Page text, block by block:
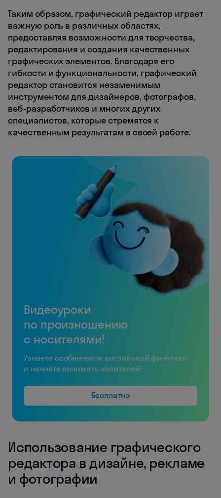
Таким образом, графический редактор играет
важную роль в различных областях,
предоставляя возможности для творчества,
редактирования и создания качественных
графических элементов. Благодаря его
гибкости и функциональности, графический
редактор становится незаменимым
инструментом для дизайнеров, фотографов,
веб-разработчиков и многих других
специалистов, которые стремятся к
качественным результатам в своей работе.
Видеоуроки
по произношению
с носителями!
Узнаете особенности английской фонетики
и начнёте понимать носителей!
Бесплатно
Использование графического
редактора в дизайне, рекламе
и фотографии